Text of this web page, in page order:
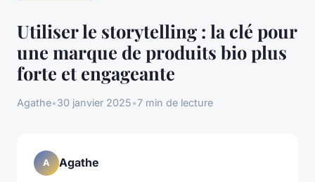
Utiliser le storytelling : la clé pour
une marque de produits bio plus
forte et engageante
Agathe•30 janvier 2025•7 min de lecture
A Agathe